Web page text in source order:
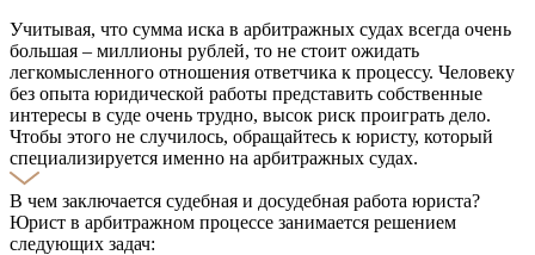
Учитывая, что сумма иска в арбитражных судах всегда очень
большая – миллионы рублей, то не стоит ожидать
легкомысленного отношения ответчика к процессу. Человеку
без опыта юридической работы представить собственные
интересы в суде очень трудно, высок риск проиграть дело.
Чтобы этого не случилось, обращайтесь к юристу, который
специализируется именно на арбитражных судах.
В чем заключается судебная и досудебная работа юриста?
Юрист в арбитражном процессе занимается решением
следующих задач: